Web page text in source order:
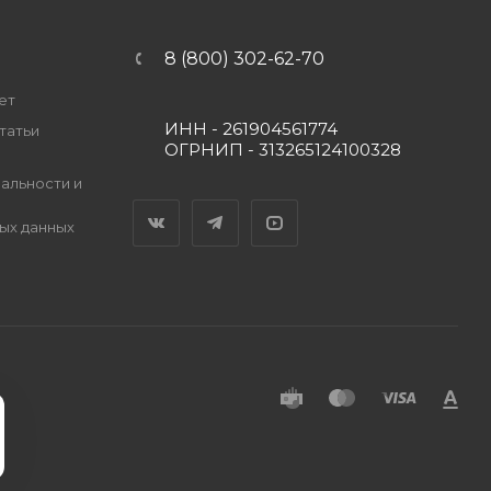
и
данных
8 (800) 302-62-70
ИНН - 261904561774
ОГРНИП - 313265124100328